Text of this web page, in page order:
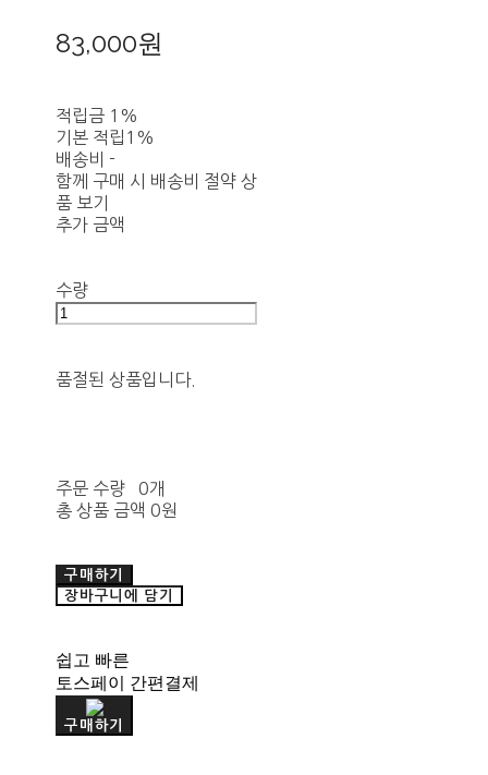
83,000원
적립금 1%
기본 적립 1%
배송비 -
함께 구매 시 배송비 절약 상
품 보기
추가 금액
수량
품절된 상품입니다.
주문 수량
0개
총 상품 금액 0원
구매하기
장바구니에 담기
쉽고 빠른
토스페이 간편결제
구매하기